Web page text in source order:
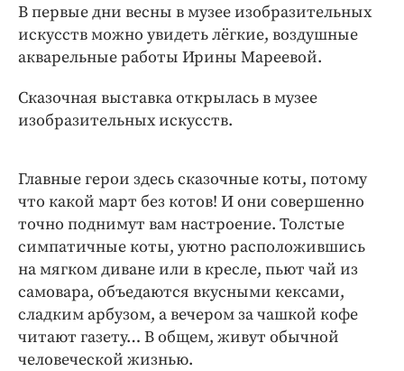
Медиаперсона
Интересное чтиво
Клиника года
Бренд года
Работодатель года
В первые дни весны в музее изобразительных
искусств можно увидеть лёгкие, воздушные
акварельные работы Ирины Мареевой.
Сказочная выставка открылась в музее
изобразительных искусств.
Главные герои здесь сказочные коты, потому
что какой март без котов! И они совершенно
точно поднимут вам настроение. Толстые
симпатичные коты, уютно расположившись
на мягком диване или в кресле, пьют чай из
самовара, объедаются вкусными кексами,
сладким арбузом, а вечером за чашкой кофе
читают газету… В общем, живут обычной
человеческой жизнью.